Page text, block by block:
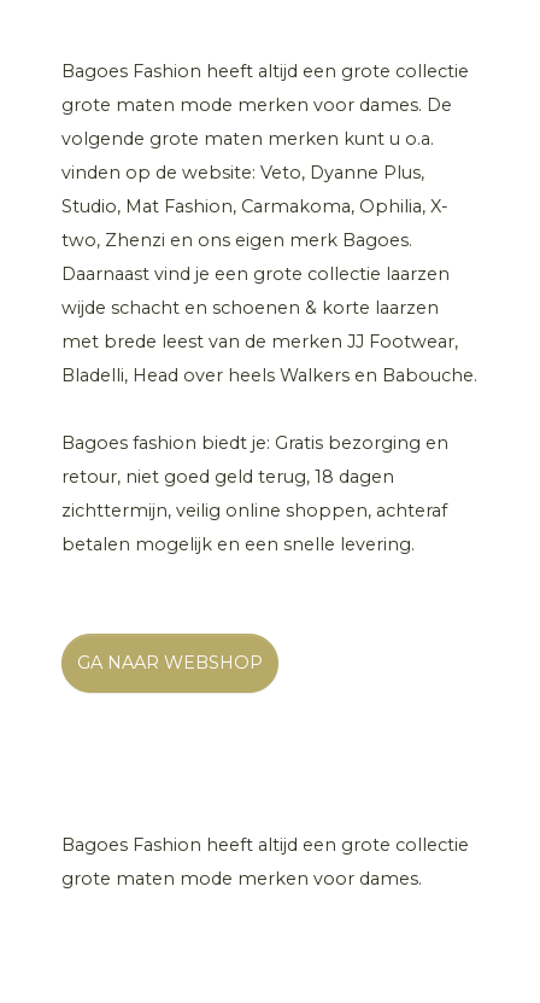
Bagoes Fashion heeft altijd een grote collectie
grote maten mode merken voor dames. De
volgende grote maten merken kunt u o.a.
vinden op de website: Veto, Dyanne Plus,
Studio, Mat Fashion, Carmakoma, Ophilia, X-
two, Zhenzi en ons eigen merk Bagoes.
Daarnaast vind je een grote collectie laarzen
wijde schacht en schoenen & korte laarzen
met brede leest van de merken JJ Footwear,
Bladelli, Head over heels Walkers en Babouche.
Bagoes fashion biedt je: Gratis bezorging en
retour, niet goed geld terug, 18 dagen
zichttermijn, veilig online shoppen, achteraf
betalen mogelijk en een snelle levering.
GA NAAR WEBSHOP
Bagoes Fashion heeft altijd een grote collectie
grote maten mode merken voor dames.